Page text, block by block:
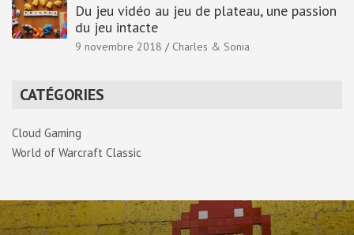
Du jeu vidéo au jeu de plateau, une passion
du jeu intacte
9 novembre 2018 Charles & Sonia
CATÉGORIES
Cloud Gaming
World of Warcraft Classic